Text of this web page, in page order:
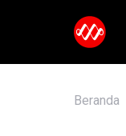
Beranda